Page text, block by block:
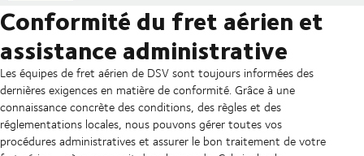
Conformité du fret aérien et
assistance administrative
Les équipes de fret aérien de DSV sont toujours informées des
dernières exigences en matière de conformité. Grâce à une
connaissance concrète des conditions, des règles et des
réglementations locales, nous pouvons gérer toutes vos
procédures administratives et assurer le bon traitement de votre